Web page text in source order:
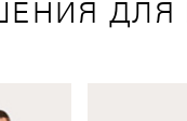
ДЛЯ